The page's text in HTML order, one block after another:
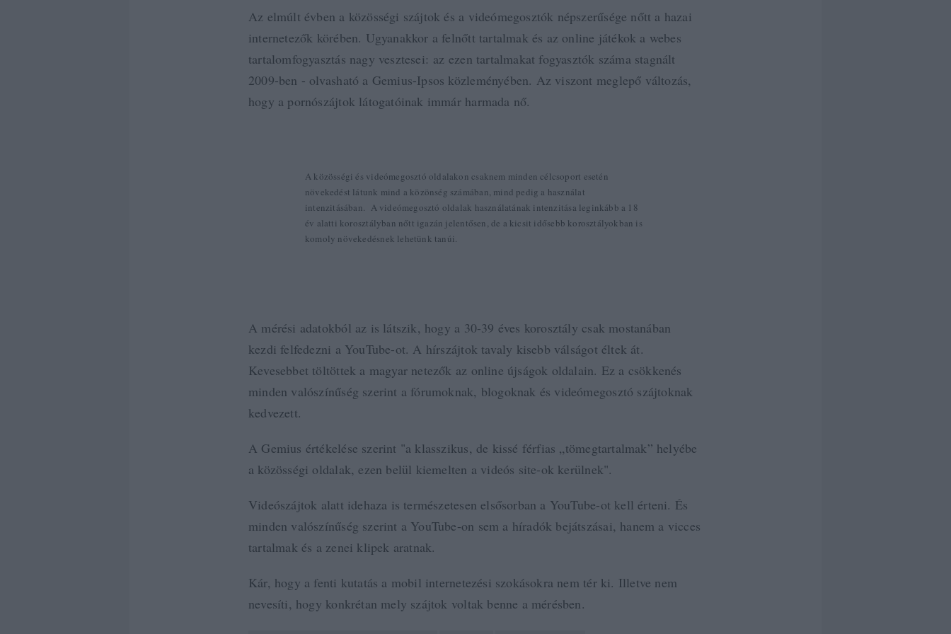
Az elmúlt évben a közösségi szájtok és a videómegosztók népszerűsége nőtt a hazai
internetezők körében. Ugyanakkor a felnőtt tartalmak és az online játékok a webes
tartalomfogyasztás nagy vesztesei: az ezen tartalmakat fogyasztók száma stagnált
2009-ben - olvasható a Gemius-Ipsos közleményében. Az viszont meglepő változás,
hogy a pornószájtok látogatóinak immár harmada nő.
A közösségi és videómegosztó oldalakon csaknem minden célcsoport esetén
növekedést látunk mind a közönség számában, mind pedig a használat
intenzitásában. A videómegosztó oldalak használatának intenzitása leginkább a 18
év alatti korosztályban nőtt igazán jelentősen, de a kicsit idősebb korosztályokban is
komoly növekedésnek lehetünk tanúi.
A mérési adatokból az is látszik, hogy a 30-39 éves korosztály csak mostanában
kezdi felfedezni a YouTube-ot. A hírszájtok tavaly kisebb válságot éltek át.
Kevesebbet töltöttek a magyar netezők az online újságok oldalain. Ez a csökkenés
minden valószínűség szerint a fórumoknak, blogoknak és videómegosztó szájtoknak
kedvezett.
A Gemius értékelése szerint "a klasszikus, de kissé férfias „tömegtartalmak” helyébe
a közösségi oldalak, ezen belül kiemelten a videós site-ok kerülnek".
Videószájtok alatt idehaza is természetesen elsősorban a YouTube-ot kell érteni. És
minden valószínűség szerint a YouTube-on sem a híradók bejátszásai, hanem a vicces
tartalmak és a zenei klipek aratnak.
Kár, hogy a fenti kutatás a mobil internetezési szokásokra nem tér ki. Illetve nem
nevesíti, hogy konkrétan mely szájtok voltak benne a mérésben.